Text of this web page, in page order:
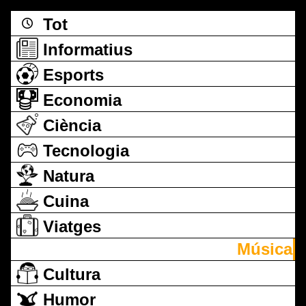
Tot
Informatius
Esports
Economia
Ciència
Tecnologia
Natura
Cuina
Viatges
Música
Cultura
Humor